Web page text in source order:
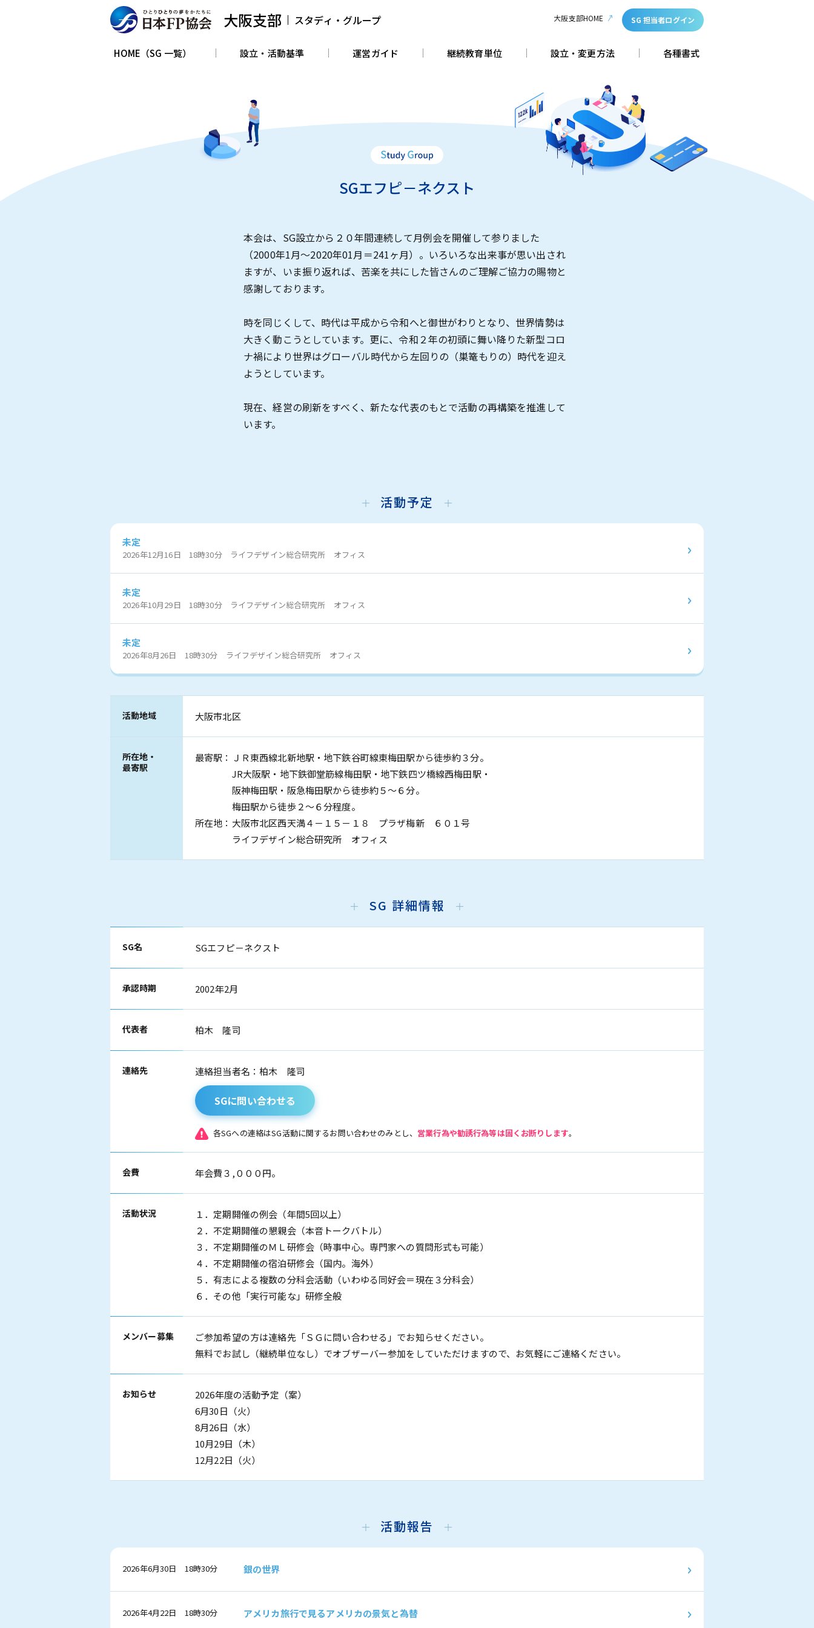
大阪支部 スタディ・グループ 大阪支部HOME SG 担当者ログイン
HOME（SG 一覧） 設立・活動基準 運営ガイド 継続教育単位 設立・変更方法 各種書式
SGエフピ－ネクスト
本会は、SG設立から２０年間連続して月例会を開催して参りました
（2000年1月〜2020年01月＝241ヶ月）。いろいろな出来事が思い出され
ますが、いま振り返れば、苦楽を共にした皆さんのご理解ご協力の賜物と
感謝しております。
時を同じくして、時代は平成から令和へと御世がわりとなり、世界情勢は
大きく動こうとしています。更に、令和２年の初頭に舞い降りた新型コロ
ナ禍により世界はグローバル時代から左回りの（巣篭もりの）時代を迎え
ようとしています。
現在、経営の刷新をすべく、新たな代表のもとで活動の再構築を推進して
います。
活動予定
未定
2026年12月16日 18時30分 ライフデザイン総合研究所 オフィス
未定
2026年10月29日 18時30分 ライフデザイン総合研究所 オフィス
未定
2026年8月26日 18時30分 ライフデザイン総合研究所 オフィス
活動地域 大阪市北区
所在地・
最寄駅
最寄駅：ＪＲ東西線北新地駅・地下鉄谷町線東梅田駅から徒歩約３分。
JR大阪駅・地下鉄御堂筋線梅田駅・地下鉄四ツ橋線西梅田駅・
阪神梅田駅・阪急梅田駅から徒歩約５〜６分。
梅田駅から徒歩２～６分程度。
所在地：大阪市北区西天満４－１５－１８ プラザ梅新 ６０１号
ライフデザイン総合研究所 オフィス
SG 詳細情報
SG名 SGエフピ－ネクスト
承認時期 2002年2月
代表者 柏木 隆司
連絡先 連絡担当者名：柏木 隆司
SGに問い合わせる
各SGへの連絡はSG活動に関するお問い合わせのみとし、 営業行為や勧誘行為等は固くお断りします。
会費 年会費３,０００円。
活動状況
１．定期開催の例会（年間5回以上）
２．不定期開催の懇親会（本音トークバトル）
３．不定期開催のＭＬ研修会（時事中心。専門家への質問形式も可能）
４．不定期開催の宿泊研修会（国内。海外）
５．有志による複数の分科会活動（いわゆる同好会＝現在３分科会）
６．その他「実行可能な」研修全般
メンバー募集
ご参加希望の方は連絡先「ＳＧに問い合わせる」でお知らせください。
無料でお試し（継続単位なし）でオブザーバー参加をしていただけますので、お気軽にご連絡ください。
お知らせ
2026年度の活動予定（案）
6月30日（火）
8月26日（水）
10月29日（木）
12月22日（火）
活動報告
2026年6月30日 18時30分 銀の世界
2026年4月22日 18時30分 アメリカ旅行で見るアメリカの景気と為替